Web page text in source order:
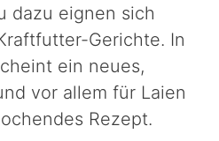
dazu eignen sich
Gerichte. In
ein neues,
vor allem für Laien
Rezept.